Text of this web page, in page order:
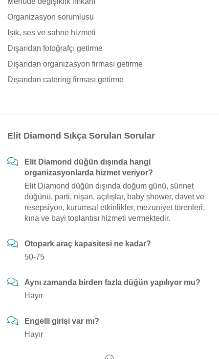
Organizasyon sorumlusu
Işık, ses ve sahne hizmeti
Dışarıdan fotoğrafçı getirme
Dışarıdan organizasyon firması getirme
Dışarıdan catering firması getirme
Elit Diamond Sıkça Sorulan Sorular
Elit Diamond düğün dışında hangi
organizasyonlarda hizmet veriyor?
Elit Diamond düğün dışında doğum günü, sünnet
düğünü, parti, nişan, açılışlar, baby shower, davet ve
resepsiyon, kurumsal etkinlikler, mezuniyet törenleri,
kına ve bayi toplantısı hizmeti vermektedir.
Otopark araç kapasitesi ne kadar?
50-75
Aynı zamanda birden fazla düğün yapılıyor mu?
Hayır
Engelli girişi var mı?
Hayır